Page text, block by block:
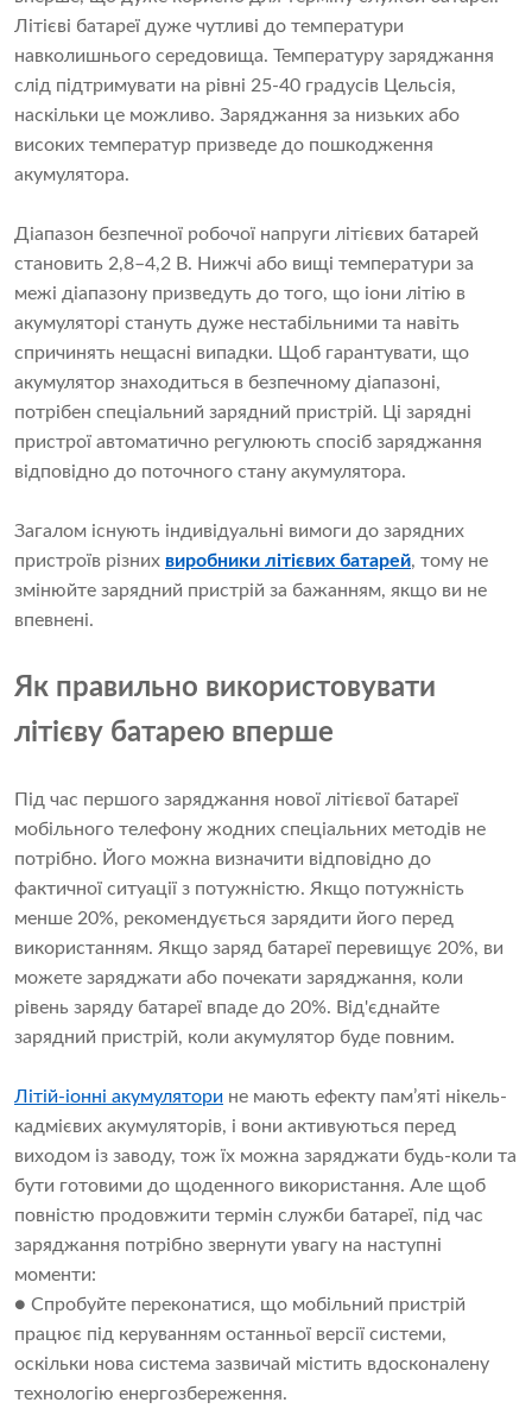
Літієві батареї дуже чутливі до температури
навколишнього середовища. Температуру заряджання
слід підтримувати на рівні 25-40 градусів Цельсія,
наскільки це можливо. Заряджання за низьких або
високих температур призведе до пошкодження
акумулятора.
Діапазон безпечної робочої напруги літієвих батарей
становить 2,8–4,2 В. Нижчі або вищі температури за
межі діапазону призведуть до того, що іони літію в
акумуляторі стануть дуже нестабільними та навіть
спричинять нещасні випадки. Щоб гарантувати, що
акумулятор знаходиться в безпечному діапазоні,
потрібен спеціальний зарядний пристрій. Ці зарядні
пристрої автоматично регулюють спосіб заряджання
відповідно до поточного стану акумулятора.
Загалом існують індивідуальні вимоги до зарядних
пристроїв різних виробники літієвих батарей, тому не
змінюйте зарядний пристрій за бажанням, якщо ви не
впевнені.
Як правильно використовувати
літієву батарею вперше
Під час першого заряджання нової літієвої батареї
мобільного телефону жодних спеціальних методів не
потрібно. Його можна визначити відповідно до
фактичної ситуації з потужністю. Якщо потужність
менше 20%, рекомендується зарядити його перед
використанням. Якщо заряд батареї перевищує 20%, ви
можете заряджати або почекати заряджання, коли
рівень заряду батареї впаде до 20%. Від'єднайте
зарядний пристрій, коли акумулятор буде повним.
Літій-іонні акумулятори не мають ефекту пам’яті нікель-
кадмієвих акумуляторів, і вони активуються перед
виходом із заводу, тож їх можна заряджати будь-коли та
бути готовими до щоденного використання. Але щоб
повністю продовжити термін служби батареї, під час
заряджання потрібно звернути увагу на наступні
моменти:
● Спробуйте переконатися, що мобільний пристрій
працює під керуванням останньої версії системи,
оскільки нова система зазвичай містить вдосконалену
технологію енергозбереження.